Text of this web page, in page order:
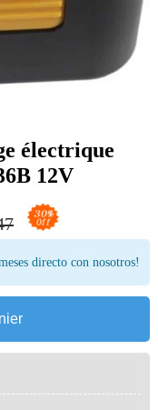
électrique
12V
directo con nosotros!